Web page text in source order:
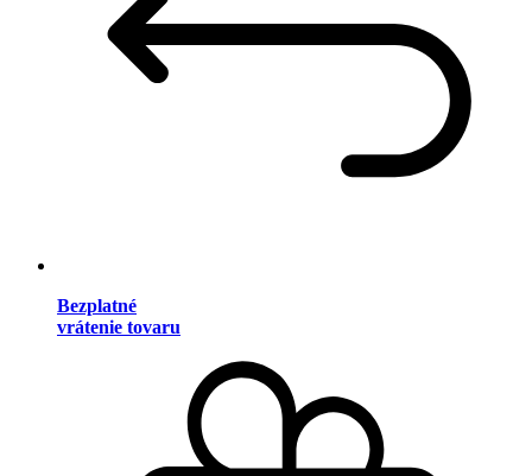
Bezplatné
vrátenie tovaru